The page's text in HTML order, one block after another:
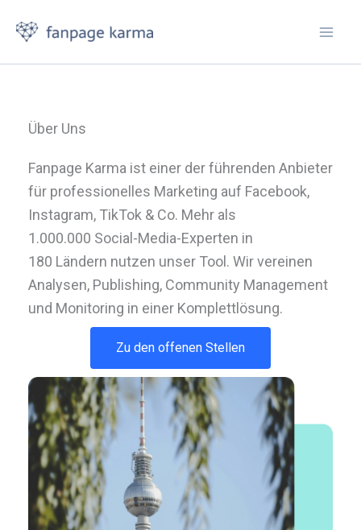
Inhalt
Über Uns
Fanpage Karma ist einer der führenden Anbieter
für professionelles Marketing auf Facebook,
Instagram, TikTok & Co. Mehr als
1.000.000 Social-Media-Experten in
180 Ländern nutzen unser Tool. Wir vereinen
Analysen, Publishing, Community Management
und Monitoring in einer Komplettlösung.
Zu den offenen Stellen